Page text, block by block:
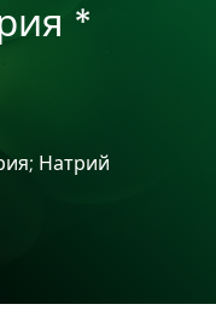
*
Натрий